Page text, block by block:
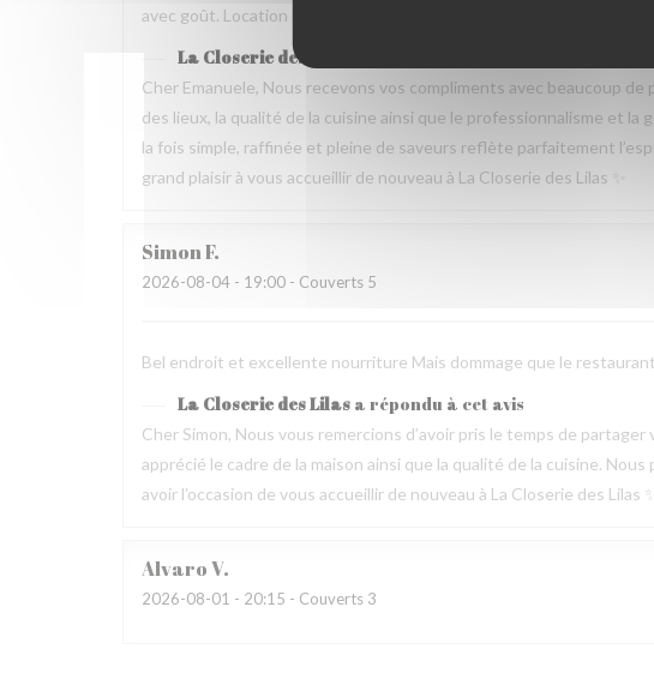
avec goût. Location charmante, pour un experience que merece de
La Closerie des Lilas
Cher Emanuele, Nous recevons vos compliments avec beaucoup de
des lieux, la qualité de la cuisine ainsi que le professionnalisme et
la fois simple, raffinée et pleine de saveurs reflète parfaitement
grand plaisir à vous accueillir de nouveau à La Closerie des Lilas ✨
SimonF
2026-08-04 - 19:00 - Couverts 5
Bel endroit et excellente nourriture Mais dommage que le
La Closerie des Lilas a répondu à cet avis
Cher Simon, Nous vous remercions d’avoir pris le temps de
apprécié le cadre de la maison ainsi que la qualité de la cuisine.
avoir l’occasion de vous accueillir de nouveau à La Closerie des Lilas ✨
AlvaroV
2026-08-01 - 20:15 - Couverts 3